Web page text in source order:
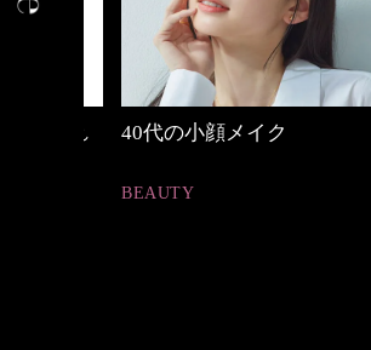
40代の小顔メイク
BEAUTY